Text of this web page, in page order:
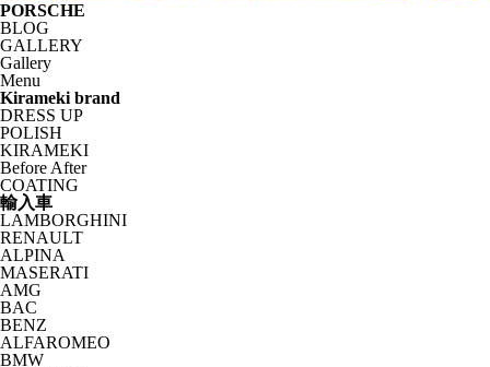
PORSCHE
BLOG
GALLERY
Gallery
Menu
Kirameki brand
DRESS UP
POLISH
KIRAMEKI
Before After
COATING
輸入車
LAMBORGHINI
RENAULT
ALPINA
MASERATI
AMG
BAC
BENZ
ALFAROMEO
BMW